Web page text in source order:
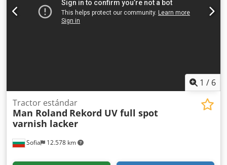
Carga ergonómica de planchas Dispositivo automático de
limpieza de rodillos entintadores Dispositivo automático
de limpieza de mantilla y cilindro de impresión Unidad de
1 / 6
Sofia 12.578 km
Tractor estándar
Man Roland Rekord UV full spot
varnish lacker